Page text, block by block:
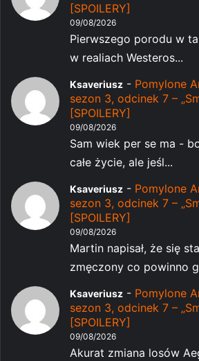
[SPOILERY]
09/08/2026
Pierwszego porodu w
w realiach Westeros...
Ksaveriusz - Pomylone
sezon 3, odcinek 7 –
[SPOILERY]
09/08/2026
Sam wiek per se ma -
całe życie, ale jeśl...
Ksaveriusz - Pomylone
sezon 3, odcinek 7 –
[SPOILERY]
09/08/2026
Martin napisał, że się
zmęczony co powinno
Ksaveriusz - Pomylone
sezon 3, odcinek 7 –
[SPOILERY]
09/08/2026
Akurat zmiana losów